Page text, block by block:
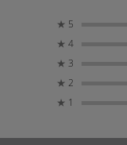
ボール Φ1.9mm
★ 5
★ 4
★ 3
★ 2
★ 1